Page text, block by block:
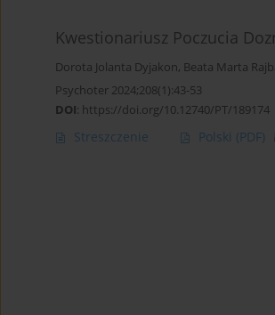
Kwestionariusz Poczucia
Dorota Jolanta Dyjakon, Beata Marta
Psychoter 2024;208(1):43-53
DOI: https://doi.org/10.12740/PT/189174
Streszczenie Polski (PDF)